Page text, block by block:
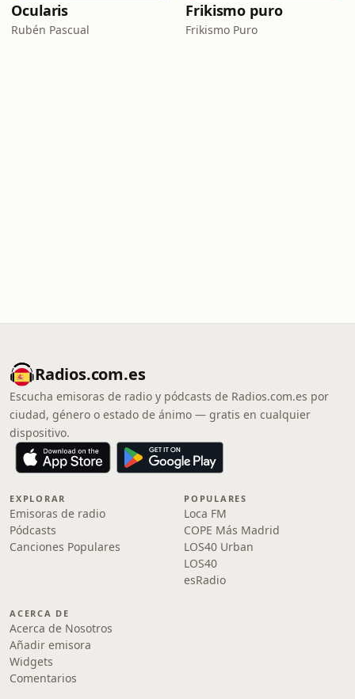
Ocularis
Rubén Pascual
Frikismo puro
Frikismo Puro
Radios.com.es
Escucha emisoras de radio y pódcasts de Radios.com.es por
ciudad, género o estado de ánimo — gratis en cualquier
dispositivo.
EXPLORAR
Emisoras de radio
Pódcasts
Canciones Populares
POPULARES
Loca FM
COPE Más Madrid
LOS40 Urban
LOS40
esRadio
ACERCA DE
Acerca de Nosotros
Añadir emisora
Widgets
Comentarios